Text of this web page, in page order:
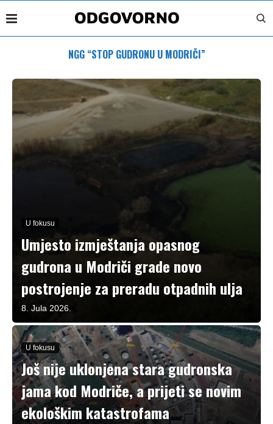
NGG “STOP GUDRONU U MODRIČI”
U fokusu
Umjesto izmještanja opasnog
gudrona u Modriči grade novo
postrojenje za preradu otpadnih ulja
8. Jula 2026.
U fokusu
Još nije uklonjena stara gudronska
jama kod Modriče, a prijeti se novim
ekološkim katastrofama